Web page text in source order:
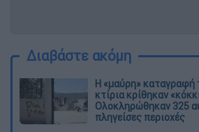
Διαβάστε ακόμη
Η «μαύρη» καταγραφή
κτίρια κρίθηκαν
Ολοκληρώθηκαν 325
πληγείσες περιοχές